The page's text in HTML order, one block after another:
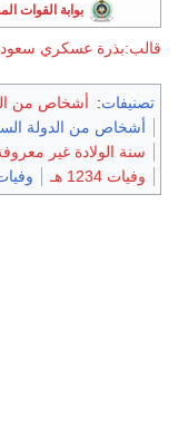
بوابة القوات
عسكري سعودي
تصنيفات: أشخاص من الحرب
أشخاص من الدولة
سنة الولادة غير معروفة
وفيات 1234 هـ
وفيات 1818